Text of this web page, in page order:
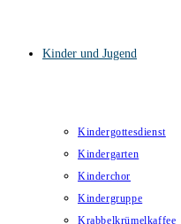
Kinder und Jugend
Kindergottesdienst
Kindergarten
Kinderchor
Kindergruppe
Krabbelkrümelkaffee